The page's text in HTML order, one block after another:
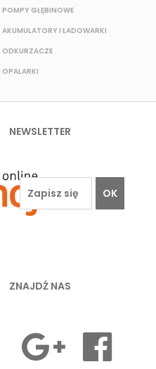
POMPY GŁĘBINOWE
AKUMULATORY I ŁADOWARKI
ODKURZACZE
OPALARKI
NEWSLETTER
OK
ZNAJDŹ NAS